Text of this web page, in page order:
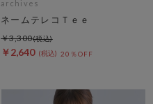
archives
ネームテレコＴｅｅ
￥2,640 20％OFF
￥3,300